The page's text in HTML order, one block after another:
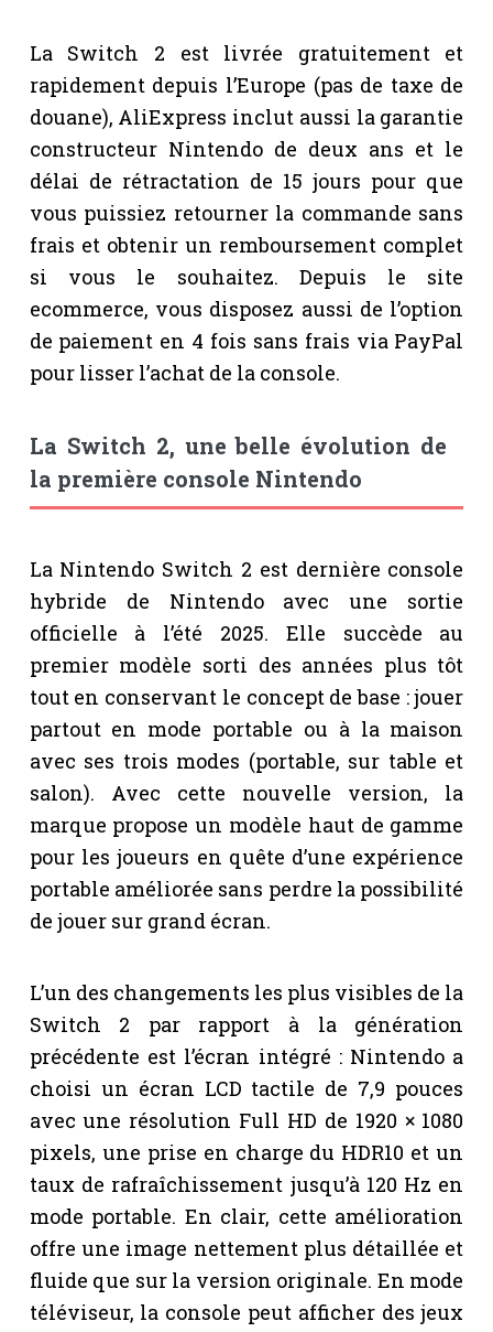
La Switch 2 est livrée gratuitement et
rapidement depuis l’Europe (pas de taxe de
douane), AliExpress inclut aussi la garantie
constructeur Nintendo de deux ans et le
délai de rétractation de 15 jours pour que
vous puissiez retourner la commande sans
frais et obtenir un remboursement complet
si vous le souhaitez. Depuis le site
ecommerce, vous disposez aussi de l’option
de paiement en 4 fois sans frais via PayPal
pour lisser l’achat de la console.
La Switch 2, une belle évolution de
la première console Nintendo
La Nintendo Switch 2 est dernière console
hybride de Nintendo avec une sortie
officielle à l’été 2025. Elle succède au
premier modèle sorti des années plus tôt
tout en conservant le concept de base : jouer
partout en mode portable ou à la maison
avec ses trois modes (portable, sur table et
salon). Avec cette nouvelle version, la
marque propose un modèle haut de gamme
pour les joueurs en quête d’une expérience
portable améliorée sans perdre la possibilité
de jouer sur grand écran.
L’un des changements les plus visibles de la
Switch 2 par rapport à la génération
précédente est l’écran intégré : Nintendo a
choisi un écran LCD tactile de 7,9 pouces
avec une résolution Full HD de 1920 × 1080
pixels, une prise en charge du HDR10 et un
taux de rafraîchissement jusqu’à 120 Hz en
mode portable. En clair, cette amélioration
offre une image nettement plus détaillée et
fluide que sur la version originale. En mode
téléviseur, la console peut afficher des jeux